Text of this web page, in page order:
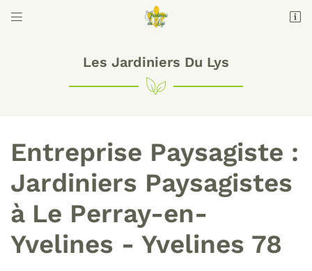
 
09 74 56 16 68
 Adresse email de réception
 Code Captcha
Les Jardiniers Du Lys
Entreprise Paysagiste :
Jardiniers Paysagistes
à Le Perray-en-
Yvelines - Yvelines 78